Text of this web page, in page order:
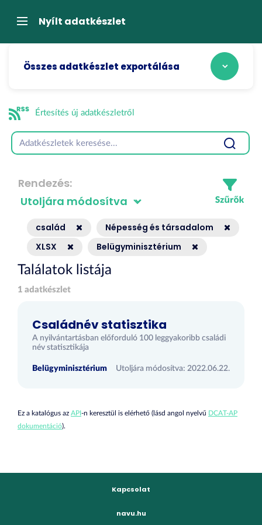
átugrásaNavigációNyílt adatkészlet
Összes adatkészlet exportálása
Értesítés új adatkészletről
Rendezés
család
Népesség és társadalom
XLSX
Belügyminisztérium
Találatok listája
1 adatkészlet
Családnév statisztika
A nyilvántartásban előforduló 100 leggyakoribb családi
név statisztikája
Belügyminisztérium Utoljára módosítva: 2022.06.22.
Ez a katalógus az API-n keresztül is elérhető (lásd angol nyelvű DCAT-AP
dokumentáció).
Kapcsolat
navu.hu